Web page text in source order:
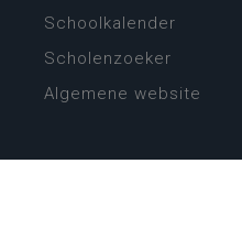
Schoolkalender
Scholenzoeker
Algemene website